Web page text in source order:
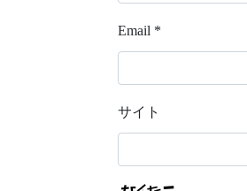
Email *
サイト